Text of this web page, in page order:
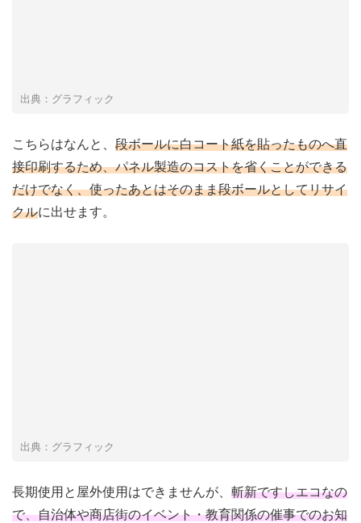
出典：グラフィック
こちらはなんと、 段ボールに白コート紙を貼ったものへ直
接印刷するため、パネル製造のコストを省くことができる
だけでなく、使ったあとはそのまま段ボールとしてリサイ
クルに出せます。
出典：グラフィック
長期使用と屋外使用はできませんが、 斬新ですしエコなの
で、自治体や商店街のイベント・教育関係の催事でのお知